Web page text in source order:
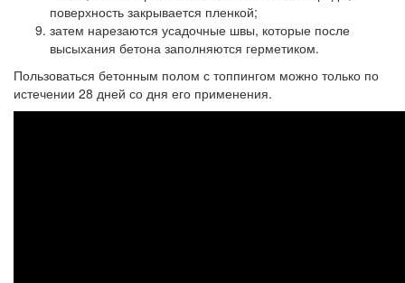
поверхность закрывается пленкой;
затем нарезаются усадочные швы, которые после
высыхания бетона заполняются герметиком.
Пользоваться бетонным полом с топпингом можно только по
истечении 28 дней со дня его применения.